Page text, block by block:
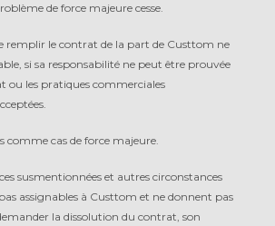
de force majeure cesse.
remplir le contrat de la part de Custtom ne
si sa responsabilité ne peut être prouvée
ou les pratiques commerciales
comme cas de force majeure.
susmentionnées et autres circonstances
assignables à Custtom et ne donnent pas
la dissolution du contrat, son